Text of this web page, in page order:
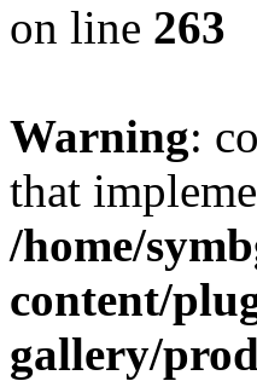
on line 263
Warning:
that
/home/
content/
gallery/